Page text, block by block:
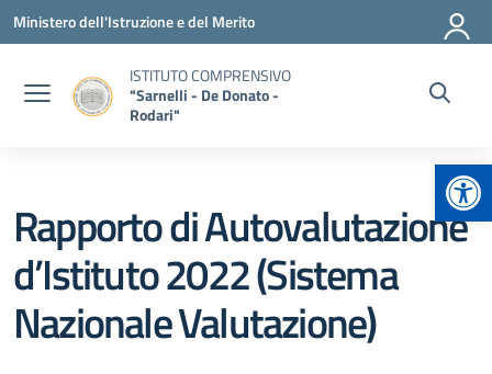
Vai ai contenuti
Vai al menu di navigazione
Vai al footer
Ministero dell'Istruzione e del Merito
ISTITUTO COMPRENSIVO
"Sarnelli - De Donato -
Rodari"
Rapporto di Autovalutazione
d’Istituto 2022 (Sistema
Nazionale Valutazione)